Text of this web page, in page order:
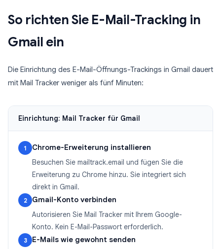
So richten Sie E-Mail-Tracking in
Gmail ein
Die Einrichtung des E-Mail-Öffnungs-Trackings in Gmail dauert
mit Mail Tracker weniger als fünf Minuten:
Einrichtung: Mail Tracker für Gmail
1
Chrome-Erweiterung installieren
Besuchen Sie mailtrack.email und fügen Sie die
Erweiterung zu Chrome hinzu. Sie integriert sich
direkt in Gmail.
2
Gmail-Konto verbinden
Autorisieren Sie Mail Tracker mit Ihrem Google-
Konto. Kein E-Mail-Passwort erforderlich.
3
E-Mails wie gewohnt senden